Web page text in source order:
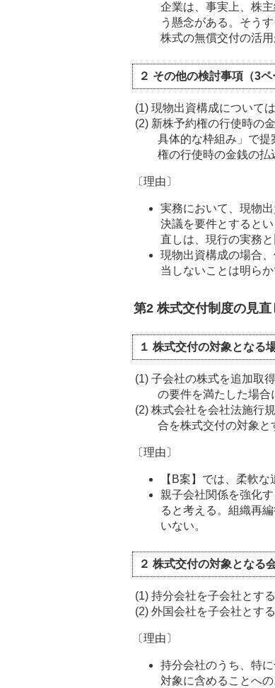
企業は、事実上、株
う懸念がある。そう
株式の無償交付の活
２ その他の検討事項（3ペ
(1) 現物出資構成について
(2) 新株予約権の行使時の
具体的な枠組み」で
権の行使時の金銭の払
〔理由〕
実務において、現物
決議を要件とすると
直しは、現行の実務
現物出資構成の場合
当しないことは明らか
第2 株式交付制度の見直
１ 株式交付の対象となる
(1) 子会社の株式を追加取
の要件を満たした場合
(2) 株式会社を会社法施行
合を株式交付の対象と
〔理由〕
【B案】では、柔軟
親子会社関係を強化
ると考える。組織再
いない。
２ 株式交付の対象となる
(1) 持分会社を子会社とす
(2) 外国会社を子会社とす
〔理由〕
持分会社のうち、特
対象に含めることへの